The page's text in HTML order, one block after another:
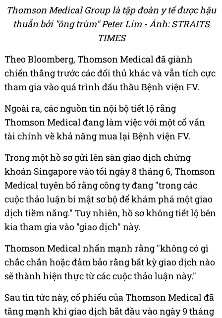
Thomson Medical Group là tập đoàn y tế được hậu
thuẫn bởi "ông trùm" Peter Lim - Ảnh: STRAITS
TIMES
Theo Bloomberg, Thomson Medical đã giành
chiến thắng trước các đối thủ khác và vẫn tích cực
tham gia vào quá trình đấu thầu Bệnh viện FV.
Ngoài ra, các nguồn tin nội bộ tiết lộ rằng
Thomson Medical đang làm việc với một cố vấn
tài chính về khả năng mua lại Bệnh viện FV.
Trong một hồ sơ gửi lên sàn giao dịch chứng
khoán Singapore vào tối ngày 8 tháng 6, Thomson
Medical tuyên bố rằng công ty đang "trong các
cuộc thảo luận bí mật sơ bộ để khám phá một giao
dịch tiềm năng." Tuy nhiên, hồ sơ không tiết lộ bên
kia tham gia vào "giao dịch" này.
Thomson Medical nhấn mạnh rằng "không có gì
chắc chắn hoặc đảm bảo rằng bất kỳ giao dịch nào
sẽ thành hiện thực từ các cuộc thảo luận này."
Sau tin tức này, cổ phiếu của Thomson Medical đã
tăng mạnh khi giao dịch bắt đầu vào ngày 9 tháng